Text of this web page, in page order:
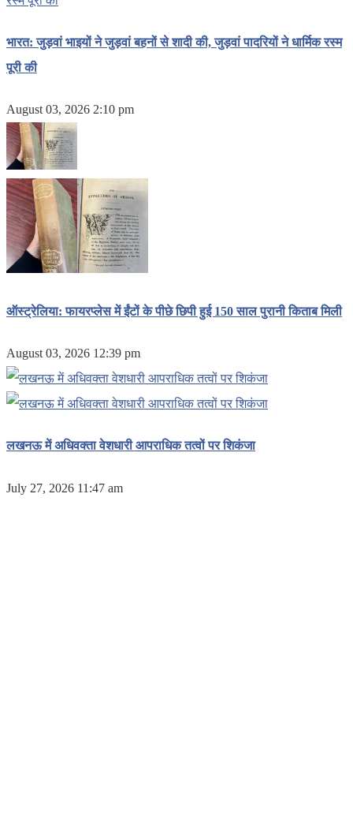
भारत: जुड़वां भाइयों ने जुड़वां बहनों से शादी की, जुड़वां पादरियों ने धार्मिक रस्म
पूरी की
August 03, 2026 2:10 pm
ऑस्ट्रेलिया: फायरप्लेस में ईंटों के पीछे छिपी हुई 150 साल पुरानी किताब मिली
August 03, 2026 12:39 pm
लखनऊ में अधिवक्ता वेशधारी आपराधिक तत्वों पर शिकंजा
July 27, 2026 11:47 am